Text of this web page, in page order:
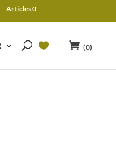
Articles 0
(0)